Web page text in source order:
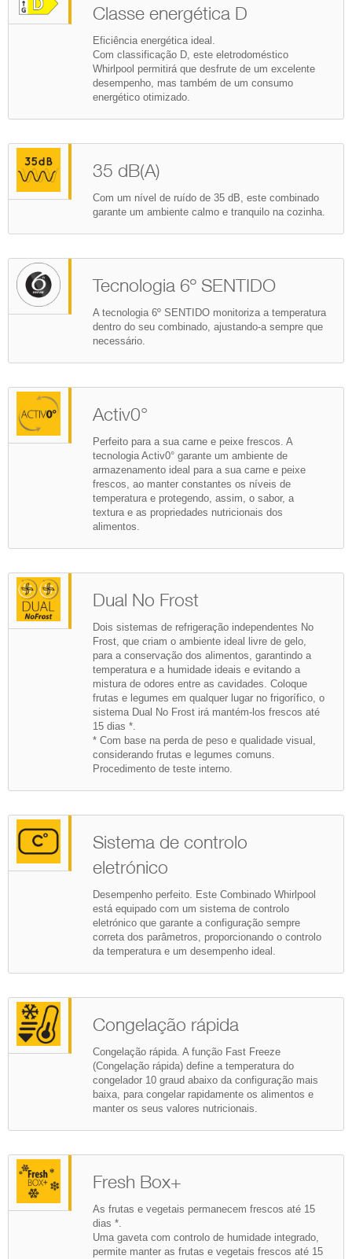
Classe energética D
Eficiência energética ideal.
Com classificação D, este eletrodoméstico
Whirlpool permitirá que desfrute de um excelente
desempenho, mas também de um consumo
energético otimizado.
35 dB(A)
Com um nível de ruído de 35 dB, este combinado
garante um ambiente calmo e tranquilo na cozinha.
Tecnologia 6º SENTIDO
A tecnologia 6º SENTIDO monitoriza a temperatura
dentro do seu combinado, ajustando-a sempre que
necessário.
Activ0°
Perfeito para a sua carne e peixe frescos. A
tecnologia Activ0° garante um ambiente de
armazenamento ideal para a sua carne e peixe
frescos, ao manter constantes os níveis de
temperatura e protegendo, assim, o sabor, a
textura e as propriedades nutricionais dos
alimentos.
Dual No Frost
Dois sistemas de refrigeração independentes No
Frost, que criam o ambiente ideal livre de gelo,
para a conservação dos alimentos, garantindo a
temperatura e a humidade ideais e evitando a
mistura de odores entre as cavidades. Coloque
frutas e legumes em qualquer lugar no frigorífico, o
sistema Dual No Frost irá mantém-los frescos até
15 dias *.
* Com base na perda de peso e qualidade visual,
considerando frutas e legumes comuns.
Procedimento de teste interno.
Sistema de controlo
eletrónico
Desempenho perfeito. Este Combinado Whirlpool
está equipado com um sistema de controlo
eletrónico que garante a configuração sempre
correta dos parâmetros, proporcionando o controlo
da temperatura e um desempenho ideal.
Congelação rápida
Congelação rápida. A função Fast Freeze
(Congelação rápida) define a temperatura do
congelador 10 graud abaixo da configuração mais
baixa, para congelar rapidamente os alimentos e
manter os seus valores nutricionais.
Fresh Box+
As frutas e vegetais permanecem frescos até 15
dias *.
Uma gaveta com controlo de humidade integrado,
permite manter as frutas e vegetais frescos até 15